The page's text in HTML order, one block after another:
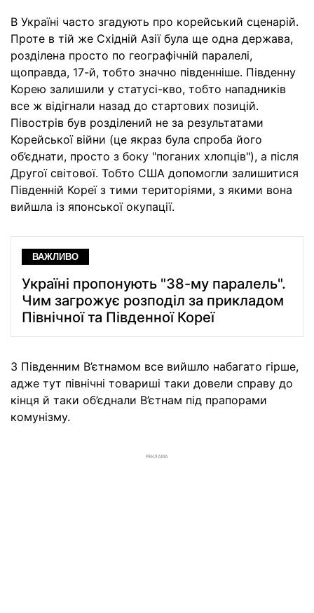
В Україні часто згадують про корейський сценарій.
Проте в тій же Східній Азії була ще одна держава,
розділена просто по географiчнiй паралелі,
щоправда, 17-й, тобто значно південніше. Південну
Корею залишили у статусі-кво, тобто нападників
все ж відігнали назад до стартових позицій.
Півострів був розділений не за результатами
Корейської війни (це якраз була спроба його
об’єднати, просто з боку "поганих хлопців"), а після
Другої світової. Тобто США допомогли залишитися
Південній Кореї з тими територіями, з якими вона
вийшла із японської окупації.
ВАЖЛИВО
Україні пропонують "38-му паралель".
Чим загрожує розподіл за прикладом
Північної та Південної Кореї
З Південним В’єтнамом все вийшло набагато гірше,
адже тут північні товариші таки довели справу до
кінця й таки об’єднали В’єтнам під прапорами
комунізму.
РЕКЛАМА